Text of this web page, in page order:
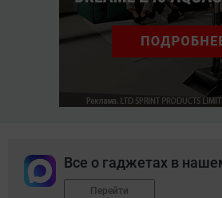
Все о гаджетах в
Перейти